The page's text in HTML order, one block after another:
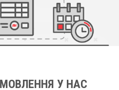
У НАС